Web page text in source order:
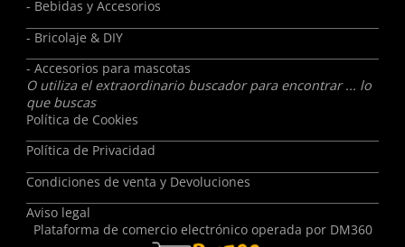
- Bebidas y Accesorios
- Bricolaje & DIY
- Accesorios para mascotas
O utiliza el extraordinario buscador para encontrar ... lo
que buscas
Política de Cookies
Política de Privacidad
Condiciones de venta y Devoluciones
Aviso legal
Plataforma de comercio electrónico operada por DM360